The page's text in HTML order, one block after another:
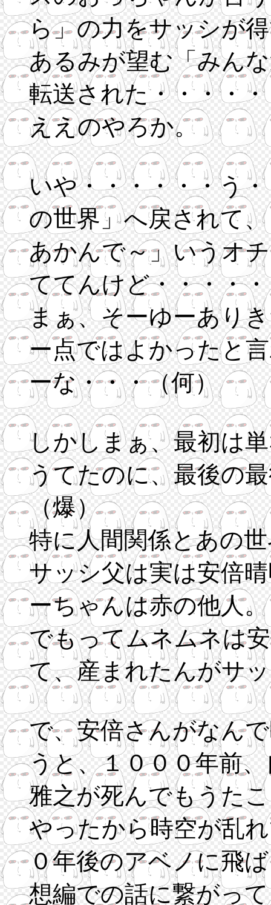
ら」の力をサッシが
あるみが望む「みん
転送された・・・・
ええのやろか。
いや・・・・・・う
の世界」へ戻されて
あかんで～」いうオ
ててんけど・・・・・
まぁ、そーゆーあり
ー点ではよかったと
ーな・・・（何）
しかしまぁ、最初は
うてたのに、最後の
（爆）
特に人間関係とあの
サッシ父は実は安倍
ーちゃんは赤の他人。
でもってムネムネは
て、産まれたんがサ
で、安倍さんがなん
うと、１０００年前
雅之が死んでもうた
やったから時空が乱
０年後のアベノに飛
想編での話に繋がっ